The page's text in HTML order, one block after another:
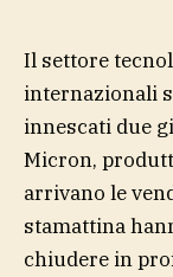
Il settore
internazionali
innescati due
Micron,
arrivano le
stamattina
chiudere in